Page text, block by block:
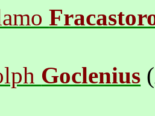
Goclenius (